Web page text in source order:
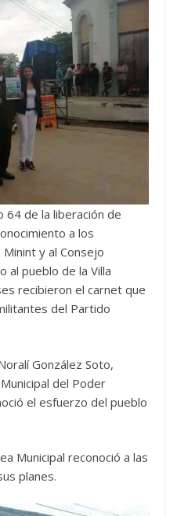
64 de la liberación de
a los
y al Consejo
al pueblo de la Villa
recibieron el carnet que
del Partido
González Soto,
del Poder
el esfuerzo del pueblo
Municipal reconoció a las
planes.